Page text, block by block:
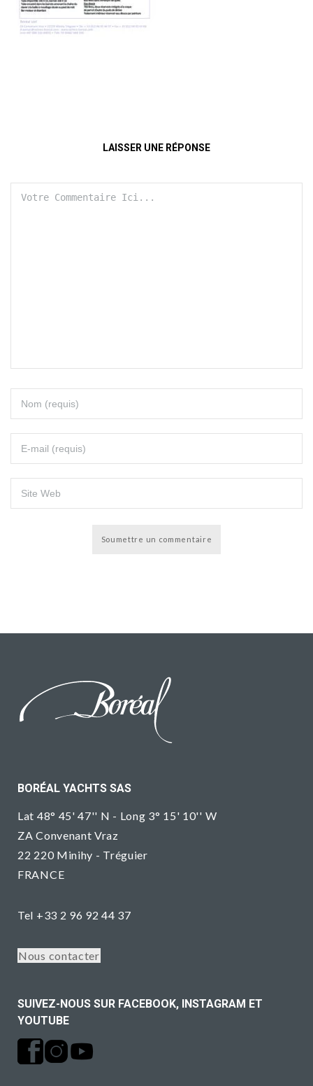
LAISSER UNE RÉPONSE
BORÉAL YACHTS SAS
Lat 48° 45' 47'' N - Long 3° 15' 10'' W
ZA Convenant Vraz
22 220 Minihy - Tréguier
FRANCE
Tel +33 2 96 92 44 37
Nous contacter
SUIVEZ-NOUS SUR FACEBOOK, INSTAGRAM ET
YOUTUBE